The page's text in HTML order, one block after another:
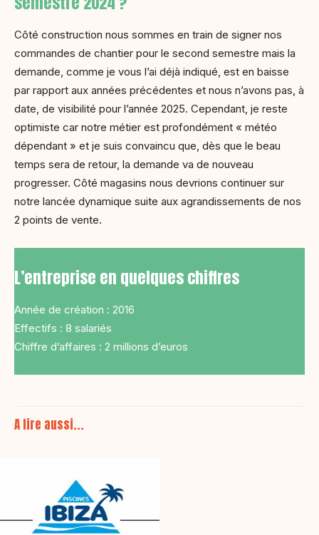
Côté construction nous sommes en train de signer nos
commandes de chantier pour le second semestre mais la
demande, comme je vous l’ai déjà indiqué, est en baisse
par rapport aux années précédentes et nous n’avons pas, à
date, de visibilité pour l’année 2025. Cependant, je reste
optimiste car notre métier est profondément « météo
dépendant » et je suis convaincu que, dès que le beau
temps sera de retour, la demande va de nouveau
progresser. Côté magasins nous devrions continuer sur
notre lancée dynamique suite aux agrandissements de nos
2 points de vente.
L’entreprise en quelques chiffres
Année de création : 2016
Effectifs : 8 salariés
Chiffre d’affaires : 2 millions d’euros
A lire aussi...